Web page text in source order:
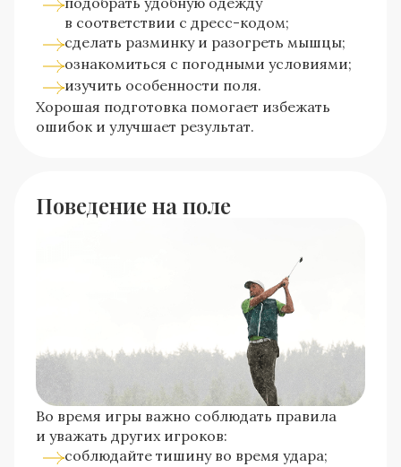
в соответствии с дресс-кодом;
сделать разминку и разогреть мышцы;
ознакомиться с погодными условиями;
изучить особенности поля.
Хорошая подготовка помогает избежать
ошибок и улучшает результат.
Поведение на поле
Во время игры важно соблюдать правила
и уважать других игроков:
соблюдайте тишину во время удара;